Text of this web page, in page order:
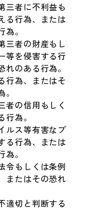
三者に不利益も
る行為、または
。
三者の財産もし
等を侵害する行
のある行為。
行為、またはそ
者の信用もしく
為。
ルス等有害なプ
る行為、または
。
令もしくは条例
またはその恐れ
適切と判断する